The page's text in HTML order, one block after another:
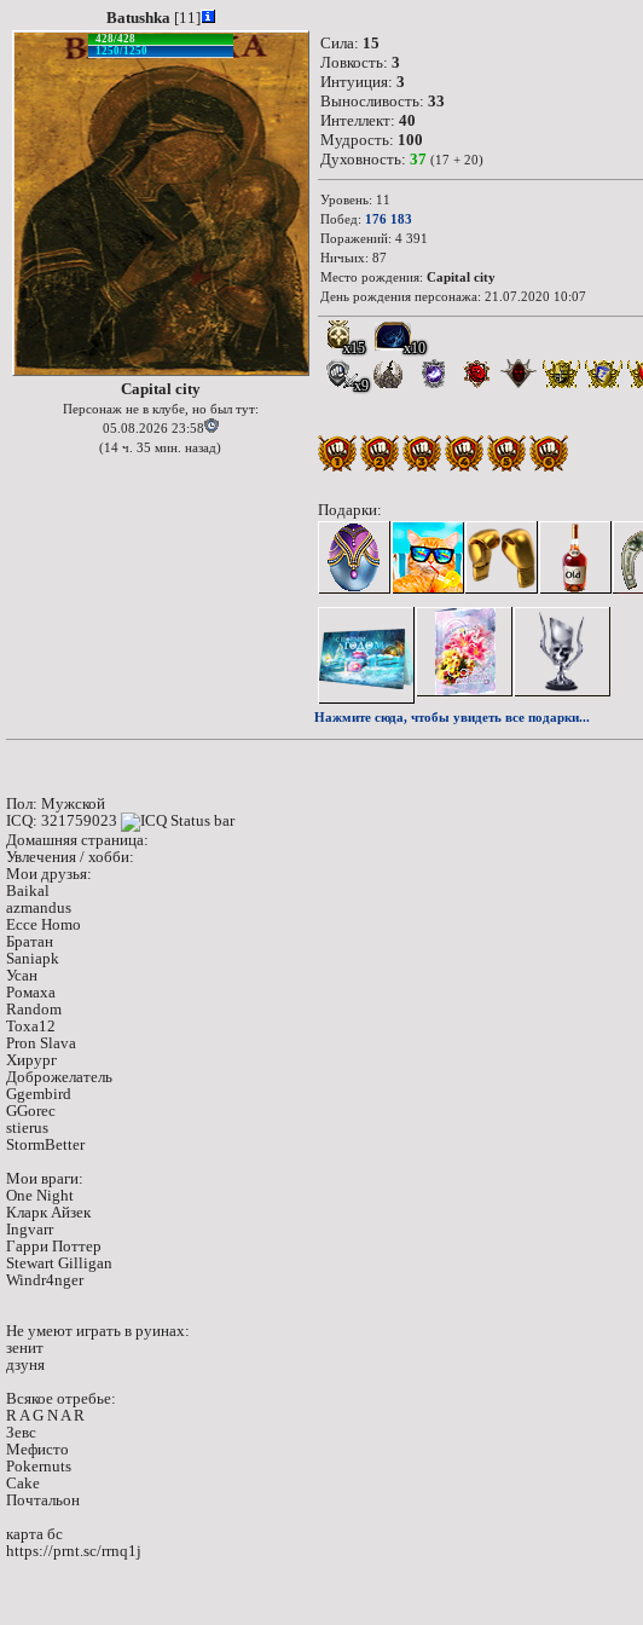
Batushka[11]
428/428
1250/1250
Capital city
Персонаж не в клубе, но был тут:
05.08.2026 23:58
(14 ч. 35 мин. назад)
Сила: 15
Ловкость: 3
Интуиция: 3
Выносливость: 33
Интеллект: 40
Мудрость: 100
Духовность: 37 (17 + 20)
Уровень: 11
Побед: 176 183
Поражений: 4 391
Ничьих: 87
Место рождения: Capital city
День рождения персонажа: 21.07.2020 10:07
x15 x10
x9
Подарки:
Нажмите сюда, чтобы увидеть все подарки...
Пол: Мужской
ICQ: 321759023
Домашняя страница:
Увлечения / хобби:
Мои друзья:
Baikal
azmandus
Ecce Homo
Братан
Saniapk
Усан
Ромаха
Random
Тоха12
Pron Slava
Хирург
Доброжелатель
Ggembird
GGorec
stierus
StormBetter
Мои враги:
One Night
Кларк Айзек
Ingvarr
Гарри Поттер
Stewart Gilligan
Windr4nger
Не умеют играть в руинах:
зенит
дзуня
Всякое отребье:
R A G N A R
Зевс
Мефисто
Pokernuts
Cake
Почтальон
карта бс
https://prnt.sc/rrnq1j